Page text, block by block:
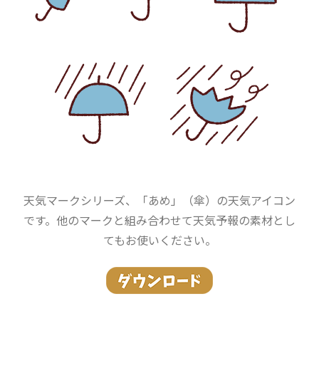
天気マークシリーズ、「あめ」（傘）の天気アイコン
です。他のマークと組み合わせて天気予報の素材とし
てもお使いください。